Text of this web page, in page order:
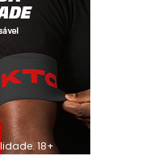
18+